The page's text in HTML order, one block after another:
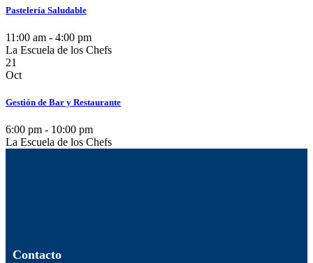
Pastelería Saludable
11:00 am - 4:00 pm
La Escuela de los Chefs
21
Oct
Gestión de Bar y Restaurante
6:00 pm - 10:00 pm
La Escuela de los Chefs
Contacto